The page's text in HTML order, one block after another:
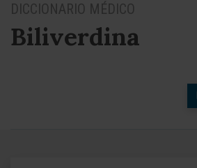
DICCIONARIO MÉDICO
Biliverdina